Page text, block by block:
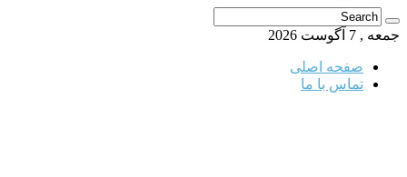
جمعه , 7 آگوست 2026
صفحه اصلی
تماس با ما